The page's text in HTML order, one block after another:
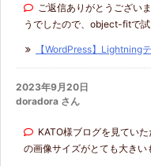
ご返信ありがとうござい
うでしたので、object-fitで
【WordPress】Lightning
2023年9月20日
doradora さん
KATO様ブログを見てい
の画像サイズがとても大きい